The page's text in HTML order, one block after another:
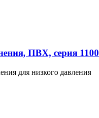
ПВХ, серия 1100
для низкого давления